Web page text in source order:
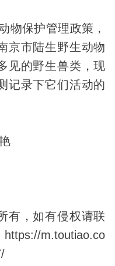
物保护管理政策，
京市陆生野生动物
见的野生兽类，现
记录下它们活动的
有，如有侵权请联
https://m.toutiao.co